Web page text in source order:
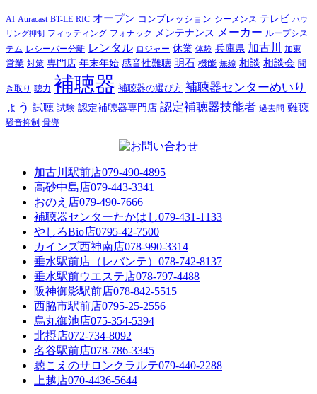
AI Auracast BT-LE RIC オープン コンプレッション シーメンス テレビ ハウ
リング抑制
フィッティング フォナック メンテナンス メーカー ループシス
テム レシーバー分離 レンタル ロジャー 休業 体験 兵庫県 加古川 加東
営業 対策 専門店 年末年始 感音性難聴 明石 機能 無線 相談 相談会 聞
き取り 聴力 補聴器 補聴器の選び方 補聴器センターめいり
ょう 試聴 試験 認定補聴器専門店 認定補聴器技能者 過去問 難聴
騒音抑制 骨導
加古川駅前店079-490-4895
高砂中島店079-443-3341
おのえ店079-490-7666
補聴器センターたかはし079-431-1133
やしろBio店0795-42-7500
カインズ西神南店078-990-3314
垂水駅前店（レバンテ） 078-742-8137
垂水駅前ウエステ店078-797-4488
阪神御影駅前店078-842-5515
西脇市駅前店0795-25-2556
烏丸御池店075-354-5394
北摂店072-734-8092
名谷駅前店078-786-3345
聴こえのサロンクラルテ079-440-2288
上越店070-4436-5644